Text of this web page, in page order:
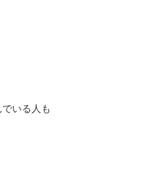
いる人も